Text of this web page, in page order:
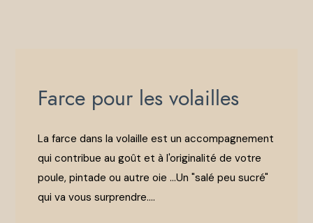
Farce pour les volailles
La farce dans la volaille est un accompagnement
qui contribue au goût et à l'originalité de votre
poule, pintade ou autre oie ...Un "salé peu sucré"
qui va vous surprendre....